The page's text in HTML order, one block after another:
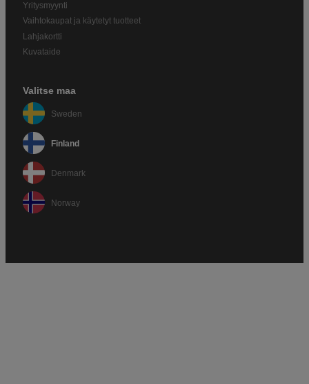
Yritysmyynti
Vaihtokaupat ja käytetyt tuotteet
Lahjakortti
Kuvataide
Valitse maa
Sweden
Finland
Denmark
Norway